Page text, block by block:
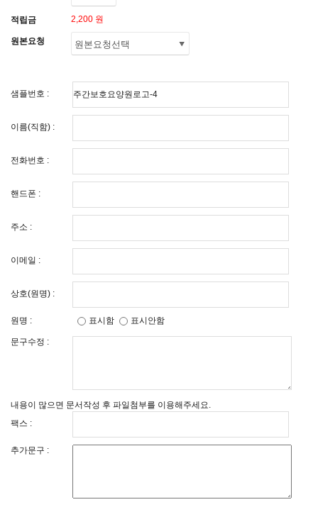
적립금 2,200 원
원본요청
샘플번호 :
이름(직함) :
전화번호 :
핸드폰 :
주소 :
이메일 :
상호(원명) :
원명 : 표시함 표시안함
문구수정 :
내용이 많으면 문서작성 후 파일첨부를 이용해주세요.
팩스 :
추가문구 :